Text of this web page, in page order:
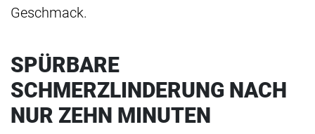
Geschmack.
SPÜRBARE
SCHMERZLINDERUNG NACH
NUR ZEHN MINUTEN